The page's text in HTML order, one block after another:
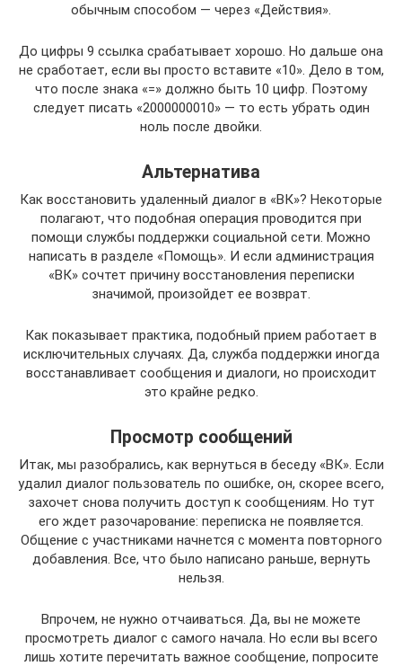
обычным способом — через «Действия».
До цифры 9 ссылка срабатывает хорошо. Но дальше она
не сработает, если вы просто вставите «10». Дело в том,
что после знака «=» должно быть 10 цифр. Поэтому
следует писать «2000000010» — то есть убрать один
ноль после двойки.
Альтернатива
Как восстановить удаленный диалог в «ВК»? Некоторые
полагают, что подобная операция проводится при
помощи службы поддержки социальной сети. Можно
написать в разделе «Помощь». И если администрация
«ВК» сочтет причину восстановления переписки
значимой, произойдет ее возврат.
Как показывает практика, подобный прием работает в
исключительных случаях. Да, служба поддержки иногда
восстанавливает сообщения и диалоги, но происходит
это крайне редко.
Просмотр сообщений
Итак, мы разобрались, как вернуться в беседу «ВК». Если
удалил диалог пользователь по ошибке, он, скорее всего,
захочет снова получить доступ к сообщениям. Но тут
его ждет разочарование: переписка не появляется.
Общение с участниками начнется с момента повторного
добавления. Все, что было написано раньше, вернуть
нельзя.
Впрочем, не нужно отчаиваться. Да, вы не можете
просмотреть диалог с самого начала. Но если вы всего
лишь хотите перечитать важное сообщение, попросите